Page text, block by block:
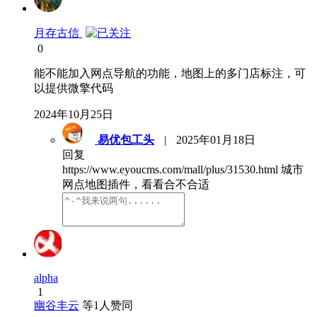
月存古信
0
能不能加入网点导航的功能，地图上的多门店标注，可
以提供微擎代码
2024年10月25日
易优包工头 |
2025年01月18日
回复
https://www.eyoucms.com/mall/plus/31530.html 城市
网点地图插件，看看合不合适
alpha
1
幽谷丰云 等1 人赞同